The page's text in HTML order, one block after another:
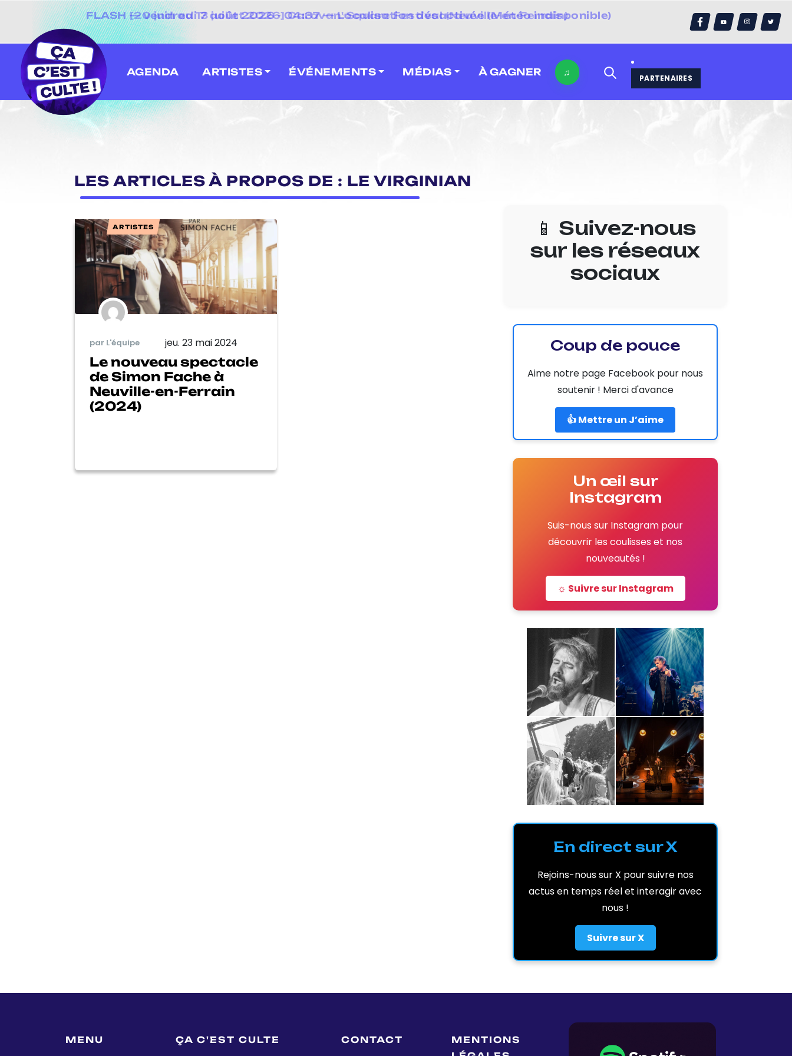
[20 juin au 13 juillet 2026] Caravan' Square Festival (Neuville-en-Ferrain)
AGENDA ARTISTES ÉVÉNEMENTS MÉDIAS À GAGNER ♫
PARTENAIRES
LES ARTICLES À PROPOS DE : LE VIRGINIAN
ARTISTES
par L'équipe jeu. 23 mai 2024
Le nouveau spectacle
de Simon Fache à
Neuville-en-Ferrain
(2024)
📱 Suivez-nous
sur les réseaux
sociaux
Coup de pouce
Aime notre page Facebook pour nous
soutenir ! Merci d'avance
👍 Mettre un J’aime
Un œil sur
Instagram
Suis-nous sur Instagram pour
découvrir les coulisses et nos
nouveautés !
☼ Suivre sur Instagram
En direct sur X
Rejoins-nous sur X pour suivre nos
actus en temps réel et interagir avec
nous !
Suivre sur X
MENU ÇA C'EST CULTE CONTACT
MENTIONS